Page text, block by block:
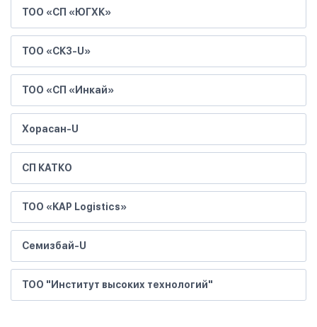
ТОО «СП «ЮГХК»
ТОО «СКЗ-U»
ТОО «СП «Инкай»
Хорасан-U
СП КАТКО
ТОО «KAP Logistics»
Семизбай-U
ТОО "Институт высоких технологий"